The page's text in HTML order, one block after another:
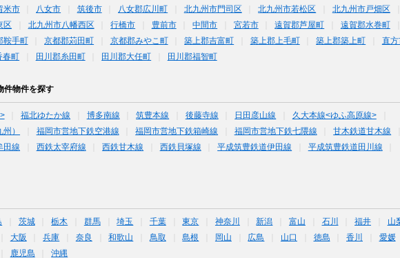
米市 八女市 筑後市 八女郡広川町 北九州市門司区 北九州市若松区
北九州市戸畑区
区 北九州市八幡西区 行橋市 豊前市 中間市 宮若市 遠賀郡芦屋町
遠賀郡水巻町
鞍手町 京都郡苅田町 京都郡みやこ町 築上郡吉富町 築上郡上毛町 築上郡築上町
直方
春町 田川郡糸田町 田川郡大任町 田川郡福智町
件物件を探す
福北ゆたか線 博多南線 筑豊本線 後藤寺線 日田彦山線
久大本線<ゆふ高原線>
） 福岡市営地下鉄空港線 福岡市営地下鉄箱崎線 福岡市営地下鉄七隈線
甘木鉄道甘木線
田線 西鉄太宰府線 西鉄甘木線 西鉄貝塚線 平成筑豊鉄道伊田線
平成筑豊鉄道田川線
茨城 栃木 群馬 埼玉 千葉 東京 神奈川 新潟 富山 石川 福井
山
大阪 兵庫 奈良 和歌山 鳥取 島根 岡山 広島 山口 徳島 香川
愛媛
鹿児島 沖縄